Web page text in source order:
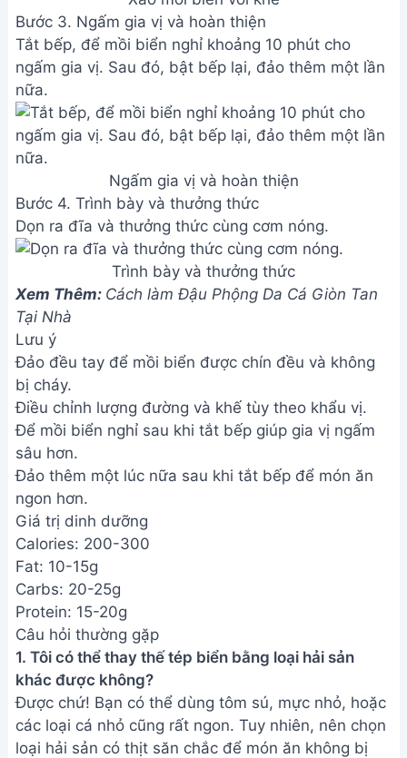
Lưu ý
Đảo đều tay để mồi biển được chín đều và không
bị cháy.
Điều chỉnh lượng đường và khế tùy theo khẩu vị.
Để mồi biển nghỉ sau khi tắt bếp giúp gia vị ngấm
sâu hơn.
Đảo thêm một lúc nữa sau khi tắt bếp để món ăn
Giá trị dinh dưỡng
Calories: 200-300
Fat: 10-15g
Carbs: 20-25g
Protein: 15-20g
Câu hỏi thường gặp
1. Tôi có thể thay thế tép biển bằng loại hải sản
khác được không?
Được chứ! Bạn có thể dùng tôm sú, mực nhỏ, hoặc
các loại cá nhỏ cũng rất ngon. Tuy nhiên, nên chọn
loại hải sản có thịt săn chắc để món ăn không bị
nát.
2. Khế chua quá phải làm sao?
Nếu khế quá chua, bạn có thể ngâm khế vào nước
muối loãng khoảng 15 phút để giảm bớt độ chua.
Hoặc, bạn có thể thêm một chút đường vào khi xào
để cân bằng vị.
3. Làm sao để món ăn không bị khô?
Đừng xào khế quá lâu, chỉ cần đến khi khế mềm và
hơi săn lại là được. Bạn cũng có thể thêm một chút
nước hoặc nước dùng vào chảo khi xào để giữ độ
ẩm cho món ăn.
Chúc bạn thành công với món mồi biển xào khế
thơm ngon này! Hy vọng công thức này sẽ giúp bạn